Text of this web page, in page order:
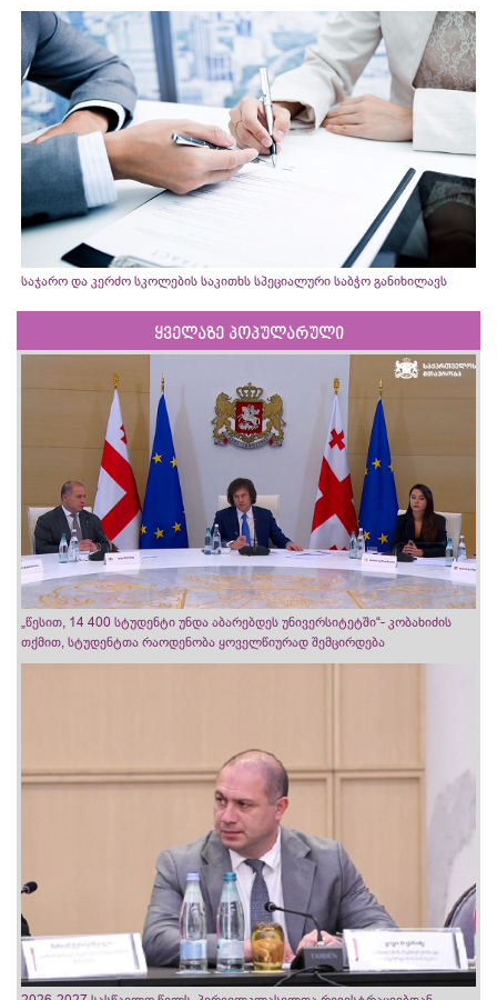
საჯარო და კერძო სკოლების საკითხს სპეციალური საბჭო განიხილავს
ყველაზე პოპულარული
„წესით, 14 400 სტუდენტი უნდა აბარებდეს უნივერსიტეტში“- კობახიძის
თქმით, სტუდენტთა რაოდენობა ყოველწიურად შემცირდება